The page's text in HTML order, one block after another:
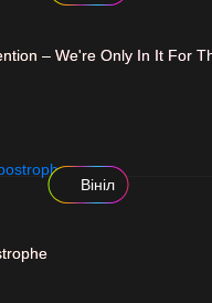
– We're Only In It For
Вініл